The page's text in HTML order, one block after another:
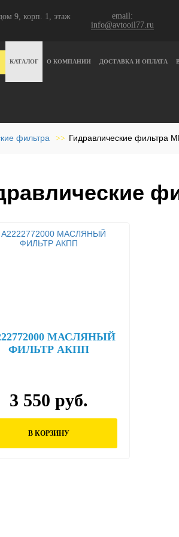
9, корп. 1, этаж
email:
info@avtooil77.ru
КАТАЛОГ О КОМПАНИИ ДОСТАВКА И ОПЛАТА
фильтра >> Гидравлические фильтра
МАСЛЯНЫЙ
ФИЛЬТР АКПП
3 550 руб.
В КОРЗИНУ